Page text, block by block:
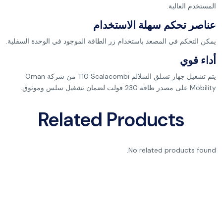
المستخدم العالية.
عناصر تحكم سهلة الاستخدام
يمكن التحكم في المصعد باستخدام زر الطاقة الموجود في الوحدة السفلية.
أداء قوي
يتم تشغيل جهاز تسلق السلالم T10 Scalacombi من شركة Oman
Mobility على مصدر طاقة 230 فولت لضمان تشغيل سلس وموثوق.
Related Products
No related products found.